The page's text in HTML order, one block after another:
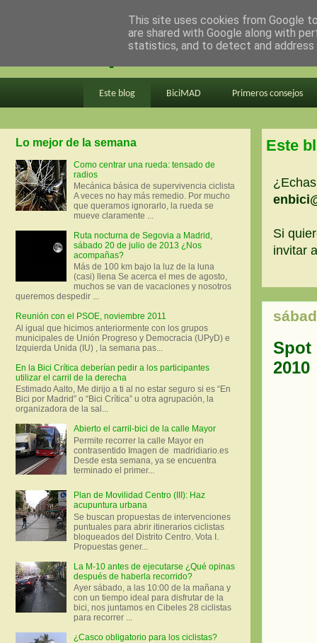
en bici por madrid
Este blog BiciMAD Primeros consejos
Este
Si
invitar
Spot
2010
Lo mejor de la semana
Como centrar una rueda: tensado de
radios
Mecánica básica de supervivencia ciclista
A veces no hay más remedio. Por mucho
que queramos ignorarlo, la rueda se
mueve claramente ...
Ruta nocturna de Segovia a Madrid,
sábado 20 de julio de 2013 ¿Nos
acompañas?
Más de 100 km bajo la luz de la luna
(casi) llena Se acerca el mes de agosto,
muchos se van de vacaciones y nosotros
queremos despedir ...
Reunión con el PSOE, noviembre 2011
Al igual que hicimos anteriormente con los grupos
municipales de Unión Progreso y Democracia (UPyD) e
Izquierda Unida (IU) , la semana pas...
En la Bici Crítica deberían pedir a los participantes
utilizar el carril de la derecha
Estimado Aalto, Me dirijo a ti al no estar seguro si es “En
Bici por Madrid” o “Bici Crítica” u otra agrupación, la
organizadora de la sal...
Abierto el carril-bici de la calle Mayor
Permite recorrer la calle Mayor en
contrasentido Imagen de madridiario.es
Desde esta semana, ya se encuentra
terminado el primer...
Plan de Movilidad Centro (III): Haz
acupuntura urbana
Se buscan propuestas de intervenciones
puntuales para abrir itinerarios ciclistas
bloqueados del Distrito Centro. Vota I.
Propuestas gener...
La M-10 antes de ejecutarse ¿Qué opinas
después de haberla recorrido?
Ayer sábado, a las 10:00 de la mañana y
con un tiempo ideal para disfrutar de la
bici, nos juntamos en Cibeles 28 ciclistas
para recorrer ...
¿Casco obligatorio para los ciclistas?
This site uses cookies from Google
are shared with Google along with
statistics, and to detect and address